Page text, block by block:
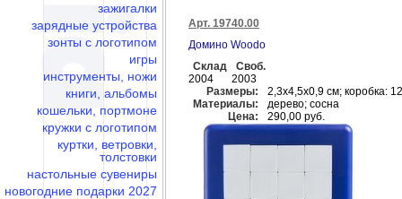
зажигалки
зарядные устройства
зонты с логотипом
игры
инструменты, ножи
книги, альбомы
кошельки, портмоне
кружки с логотипом
куртки, ветровки,
толстовки
настольные сувениры
новогодние подарки 2027
Арт. 19740.00
Домино Woodo
Склад
Своб.
2004
2003
Размеры:
2,3х4,5х0,9 см; коробка:
Материалы:
дерево; сосна
Цена:
290,00 руб.